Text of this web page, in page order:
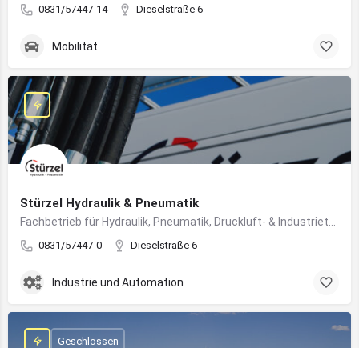
0831/57447-14 Dieselstraße 6
Mobilität
Stürzel Hydraulik & Pneumatik
0831/57447-0 Dieselstraße 6
Industrie und Automation
Geschlossen